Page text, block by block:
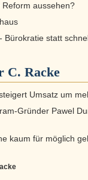
aussehen?
Bürokratie statt
C. Racke
Umsatz um
Gründer Pawel
kaum für möglich